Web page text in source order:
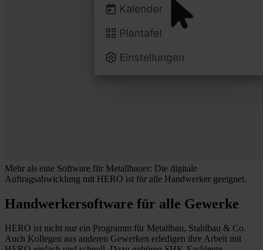
Mehr als eine Software für Metallbauer: Die digitale
Auftragsabwicklung mit HERO ist für alle Handwerker geeignet.
Handwerkersoftware für alle Gewerke
HERO ist nicht nur ein Programm für Metallbau, Stahlbau & Co.
Auch Kollegen aus anderen Gewerken erledigen ihre Arbeit mit